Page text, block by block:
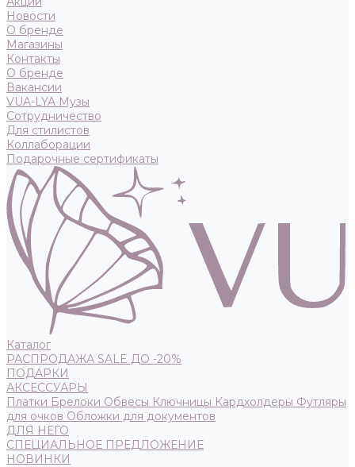
Новости
О бренде
Магазины
Контакты
О бренде
Вакансии
VUA-LYA Музы
Сотрудничество
Для стилистов
Коллаборации
Подарочные сертификаты
Каталог
РАСПРОДАЖА SALE ДО -20%
ПОДАРКИ
АКСЕССУАРЫ
Платки Брелоки Обвесы Ключницы Кардхолдеры Футляры
для очков Обложки для документов
ДЛЯ НЕГО
СПЕЦИАЛЬНОЕ ПРЕДЛОЖЕНИЕ
НОВИНКИ